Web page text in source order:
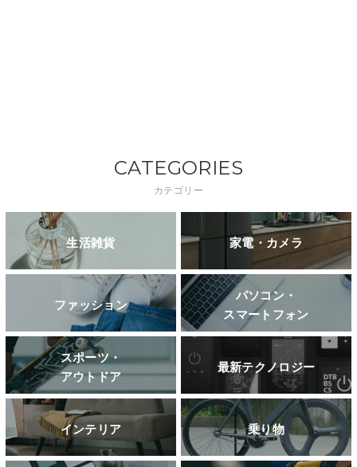
CATEGORIES
カテゴリー
生活雑貨 家電・カメラ
ファッション
パソコン・
スマートフォン
スポーツ・
アウトドア
最新テクノロジー
インテリア 乗り物